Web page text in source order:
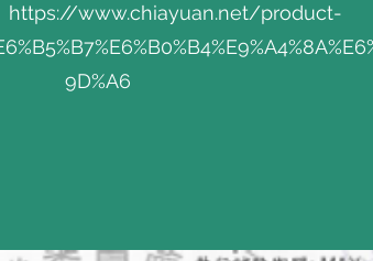
https://www.chiayuan.net/product-
9D%A6